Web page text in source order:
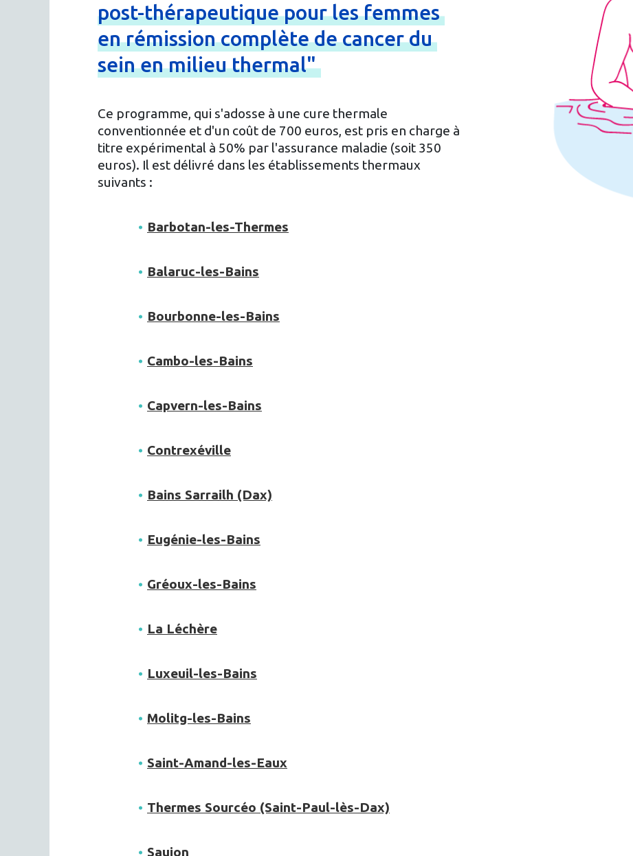
post-thérapeutiquepourlesfemmes
enrémissioncomplètedecancerdu
seinenmilieuthermal"
Ce programme, qui s'adosse à une cure thermale
conventionnée et d'un coût de 700 euros, est pris en charge à
titre expérimental à 50% par l'assurance maladie (soit 350
euros). Il est délivré dans les établissements thermaux
suivants :
Barbotan-les-Thermes
Balaruc-les-Bains
Bourbonne-les-Bains
Cambo-les-Bains
Capvern-les-Bains
Contrexéville
Bains Sarrailh (Dax)
Eugénie-les-Bains
Gréoux-les-Bains
La Léchère
Luxeuil-les-Bains
Molitg-les-Bains
Saint-Amand-les-Eaux
Thermes Sourcéo (Saint-Paul-lès-Dax)
Saujon